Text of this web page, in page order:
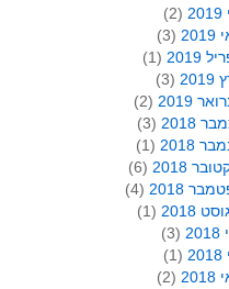
(2)
(3)
2019
(1)
(3)
2019
(2)
2018
(3)
2018
(1)
2018
(6)
2018
(4)
2018
(1)
(3)
(1)
(2)